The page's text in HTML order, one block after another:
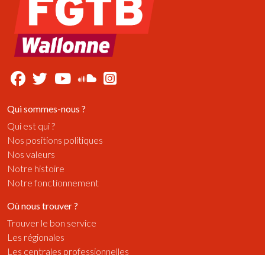
Qui sommes-nous ?
Qui est qui ?
Nos positions politiques
Nos valeurs
Notre histoire
Notre fonctionnement
Où nous trouver ?
Trouver le bon service
Les régionales
Les centrales professionnelles